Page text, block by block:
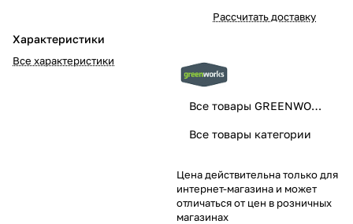
Характеристики
Все характеристики
Рассчитать доставку
Все товары GREENWORKS
Все товары категории
Цена действительна только для
интернет-магазина и может
отличаться от цен в розничных
магазинах
Оплачивайте сегодня только
% картой любого банка
% будут
с вашей карты